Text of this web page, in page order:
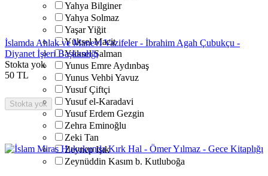
Yahya Bilginer
Yahya Solmaz
Yaşar Yiğit
Yüksel Macit
Yüksel Salman
Yunus Emre Aydınbaş
Yunus Vehbi Yavuz
Yusuf Çiftçi
Yusuf el-Karadavi
Yusuf Erdem Gezgin
Zehra Eminoğlu
Zeki Tan
Zeynep Işık
Zeynüddin Kasım b. Kutluboğa
İslamda Ahlak ve Manevi Vazifeler - İbrahim Agah Çubukçu -
Diyanet İşleri Başkanlığı
Stokta yok
50 TL
Stokta yok